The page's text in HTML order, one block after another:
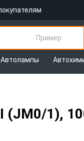
Пример
Автолампы
(JM0/1),